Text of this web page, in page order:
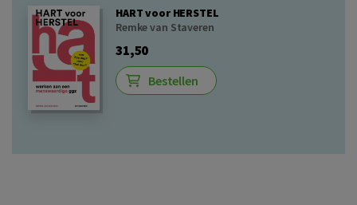
HART voor HERSTEL
Remke van Staveren
31,50
Bestellen